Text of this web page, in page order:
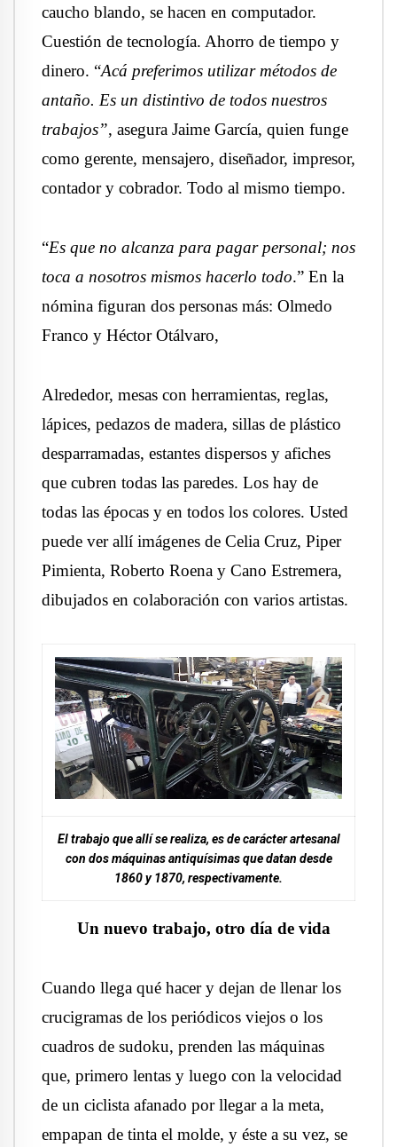
caucho blando, se hacen en computador.
Cuestión de tecnología. Ahorro de tiempo y
dinero. “Acá preferimos utilizar métodos de
antaño. Es un distintivo de todos nuestros
trabajos”, asegura Jaime García, quien funge
como gerente, mensajero, diseñador, impresor,
contador y cobrador. Todo al mismo tiempo.
“Es que no alcanza para pagar personal; nos
toca a nosotros mismos hacerlo todo.” En la
nómina figuran dos personas más: Olmedo
Franco y Héctor Otálvaro,
Alrededor, mesas con herramientas, reglas,
lápices, pedazos de madera, sillas de plástico
desparramadas, estantes dispersos y afiches
que cubren todas las paredes. Los hay de
todas las épocas y en todos los colores. Usted
puede ver allí imágenes de Celia Cruz, Piper
Pimienta, Roberto Roena y Cano Estremera,
dibujados en colaboración con varios artistas.
El trabajo que allí se realiza, es de carácter artesanal
con dos máquinas antiquísimas que datan desde
1860 y 1870, respectivamente.
Un nuevo trabajo, otro día de vida
Cuando llega qué hacer y dejan de llenar los
crucigramas de los periódicos viejos o los
cuadros de sudoku, prenden las máquinas
que, primero lentas y luego con la velocidad
de un ciclista afanado por llegar a la meta,
empapan de tinta el molde, y éste a su vez, se